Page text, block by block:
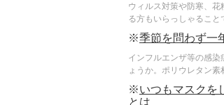
ウィルス対策や防寒、花
る方もいらっしゃること
※季節を問わず一
インフルエンザ等の感
ょうか。ポリウレタン
※いつもマスクを
とは